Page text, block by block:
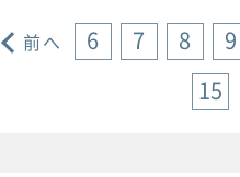
前へ 6 7 8 9
15